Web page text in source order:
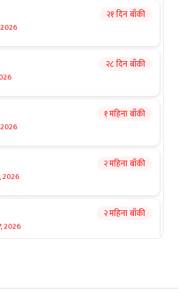
२१ दिन बाँकी
२८ दिन बाँकी
१ महिना बाँकी
2026
२ महिना बाँकी
2026
२ महिना बाँकी